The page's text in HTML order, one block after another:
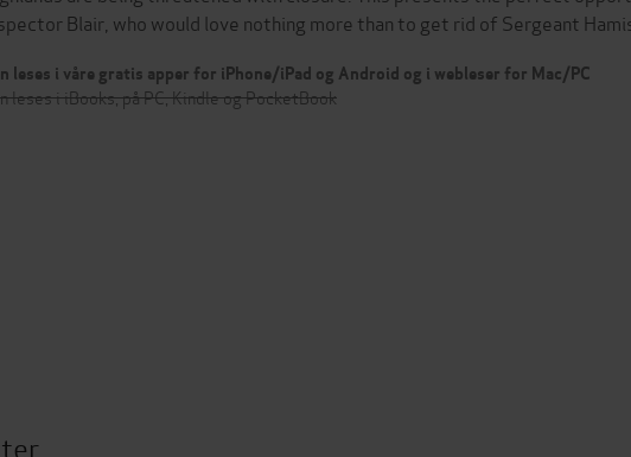
Blair, who would love nothing more than to get rid of Sergeant
leses i våre gratis apper for iPhone/iPad og Android og i webleser for Mac/PC
leses i iBooks, på PC, Kindle og PocketBook